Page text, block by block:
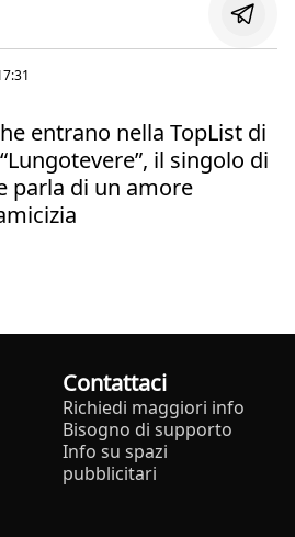
entrano nella TopList di
il singolo di
parla di un amore
Contattaci
Richiedi maggiori info
Bisogno di supporto
Info su spazi
pubblicitari